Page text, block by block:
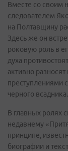
Вместе со своим
следователем
на Полтавщину
Здесь же он
роковую роль в
духа
активно
преступлениями
черного всадника.
В главных ролях
недавнему
принципе,
биографии и